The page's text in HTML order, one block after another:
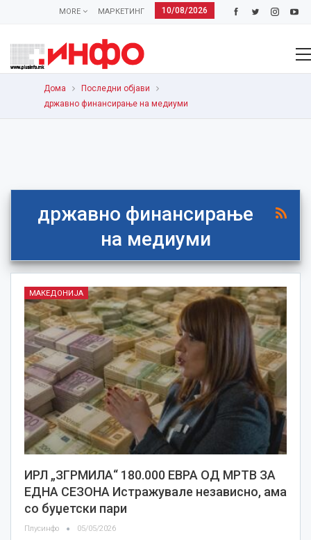
10/08/2026
МАРКЕТИНГ
MORE
Дома
Последни објави
државно финансирање на медиуми
државно финансирање
на медиуми
МАКЕДОНИЈА
ИРЛ „ЗГРМИЛА“ 180.000 ЕВРА ОД МРТВ ЗА
ЕДНА СЕЗОНА Истражувале независно, ама
со буџетски пари
Плусинфо 05/05/2026